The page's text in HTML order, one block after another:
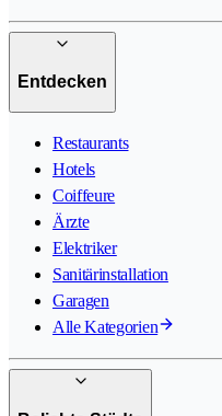
Entdecken
Restaurants
Hotels
Coiffeure
Ärzte
Elektriker
Sanitärinstallation
Garagen
Alle Kategorien